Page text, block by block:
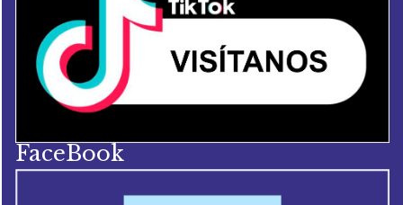
FaceBook